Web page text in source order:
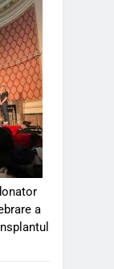
a